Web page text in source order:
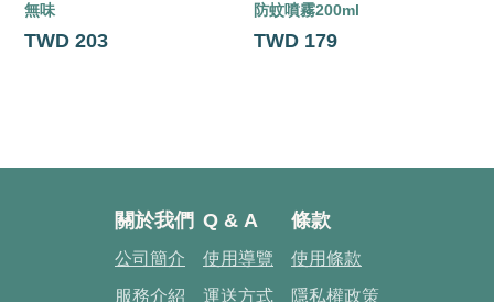
無味
TWD 203
防蚊噴霧200ml
TWD 179
關於我們
公司簡介
服務介紹
Q & A
使用導覽
運送方式
條款
使用條款
隱私權政策